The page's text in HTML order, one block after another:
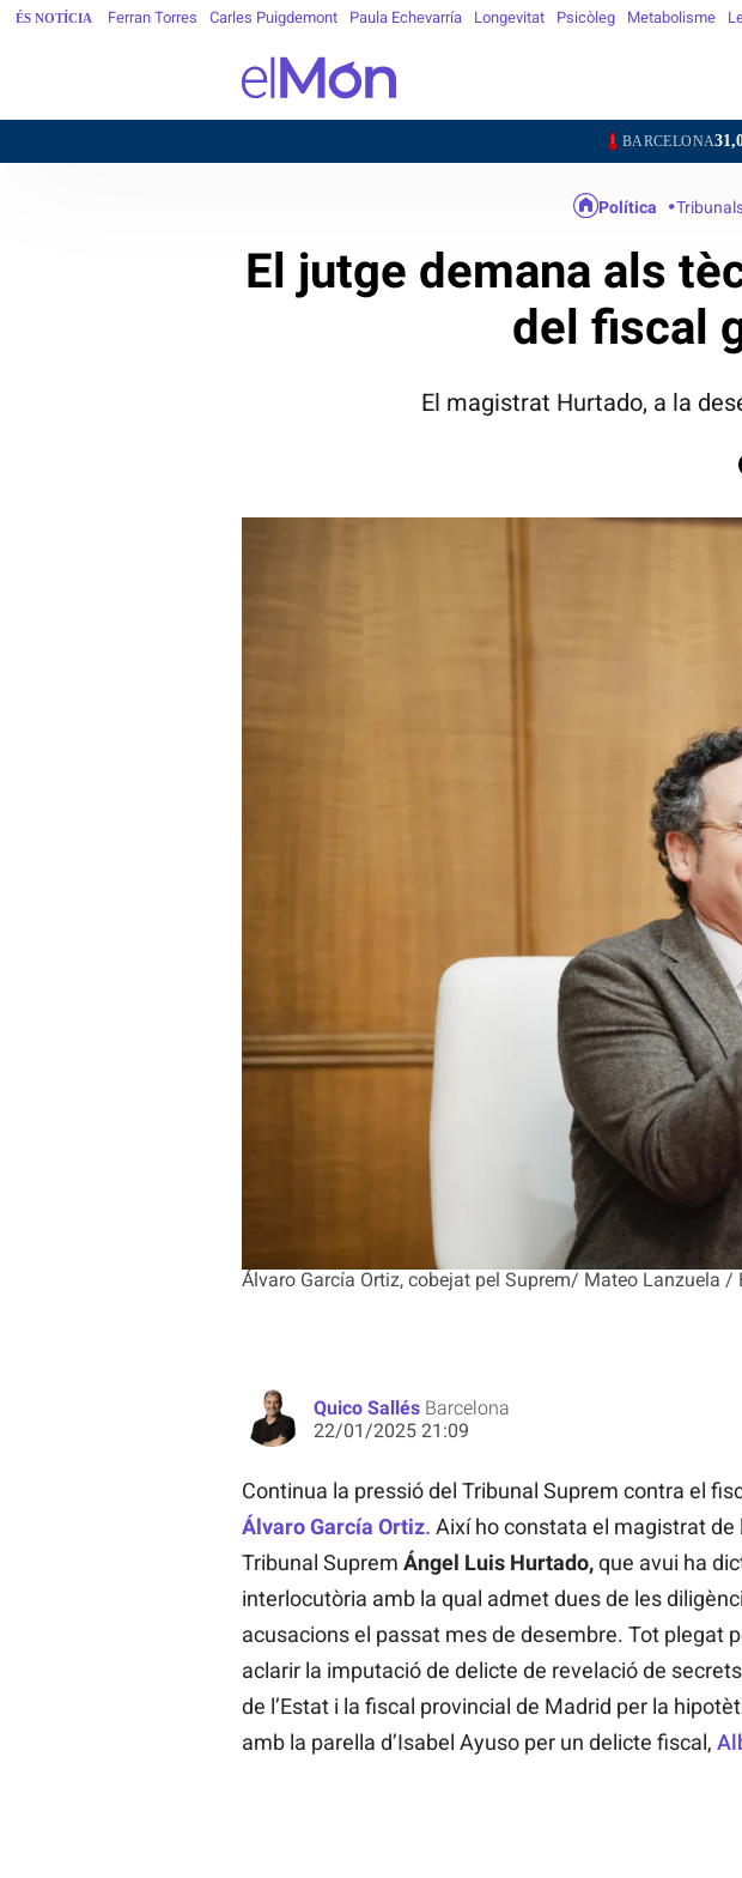
ÉS NOTÍCIA Ferran Torres Carles Puigdemont Paula Echevarría Longevitat Psicòleg Metabolisme
BARCELONA31,0°GIRONA
Álvaro García Ortiz, cobejat pel Suprem/ Mateo Lanzuela /
Política
El jutge demana als
del fiscal
El magistrat Hurtado, a la
Quico Sallés Barcelona
22/01/2025 21:09
Continua la pressió del Tribunal Suprem contra el
Álvaro García Ortiz. Així ho constata el magistrat de
Tribunal Suprem Ángel Luis Hurtado,que avui ha
interlocutòria amb la qual admet dues de les
acusacions el passat mes de desembre. Tot plegat
aclarir la imputació de delicte de revelació de
de l’Estat i la fiscal provincial de Madrid per la
amb la parella d’Isabel Ayuso per un delicte fiscal,